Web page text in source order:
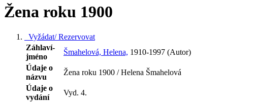
Žena roku 1900
Vyžádat/ Rezervovat
Záhlaví-
jméno
Šmahelová, Helena, 1910-1997 (Autor)
Údaje o
názvu
Žena roku 1900 / Helena Šmahelová
Údaje o
vydání
Vyd. 4.